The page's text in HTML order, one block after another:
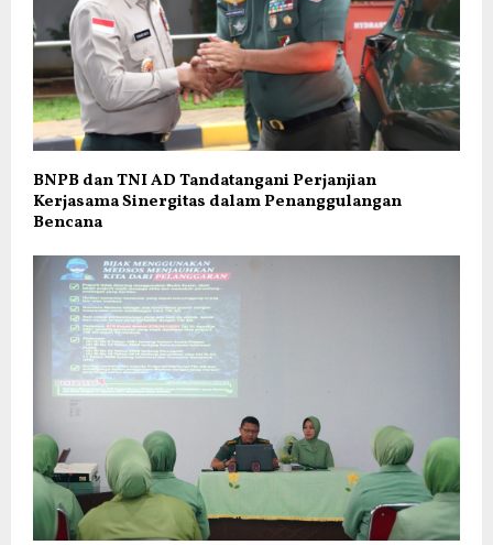
BNPB dan TNI AD Tandatangani Perjanjian
Kerjasama Sinergitas dalam Penanggulangan
Bencana